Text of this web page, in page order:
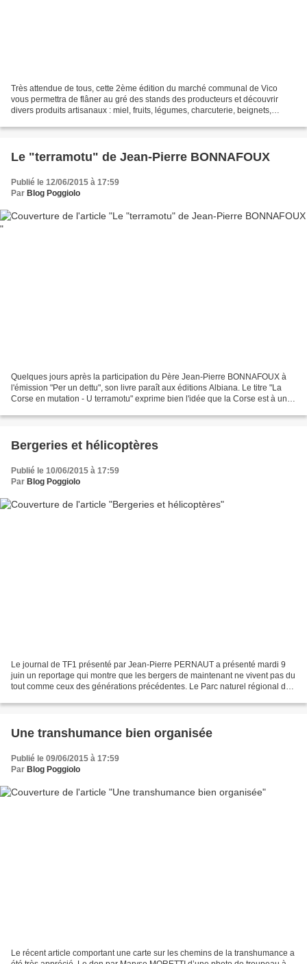
Très attendue de tous, cette 2ème édition du marché communal de Vico
vous permettra de flâner au gré des stands des producteurs et découvrir
divers produits artisanaux : miel, fruits, légumes, charcuterie, beignets,
Le "terramotu" de Jean-Pierre BONNAFOUX
Publié le 12/06/2015 à 17:59
Par Blog Poggiolo
Quelques jours après la participation du Père Jean-Pierre BONNAFOUX à
l'émission "Per un dettu", son livre paraît aux éditions Albiana. Le titre "La
Corse en mutation - U terramotu" exprime bien l'idée que la Corse est à un
Bergeries et hélicoptères
Publié le 10/06/2015 à 17:59
Par Blog Poggiolo
Le journal de TF1 présenté par Jean-Pierre PERNAUT a présenté mardi 9
juin un reportage qui montre que les bergers de maintenant ne vivent pas du
tout comme ceux des générations précédentes. Le Parc naturel régional de
Une transhumance bien organisée
Publié le 09/06/2015 à 17:59
Par Blog Poggiolo
Le récent article comportant une carte sur les chemins de la transhumance a